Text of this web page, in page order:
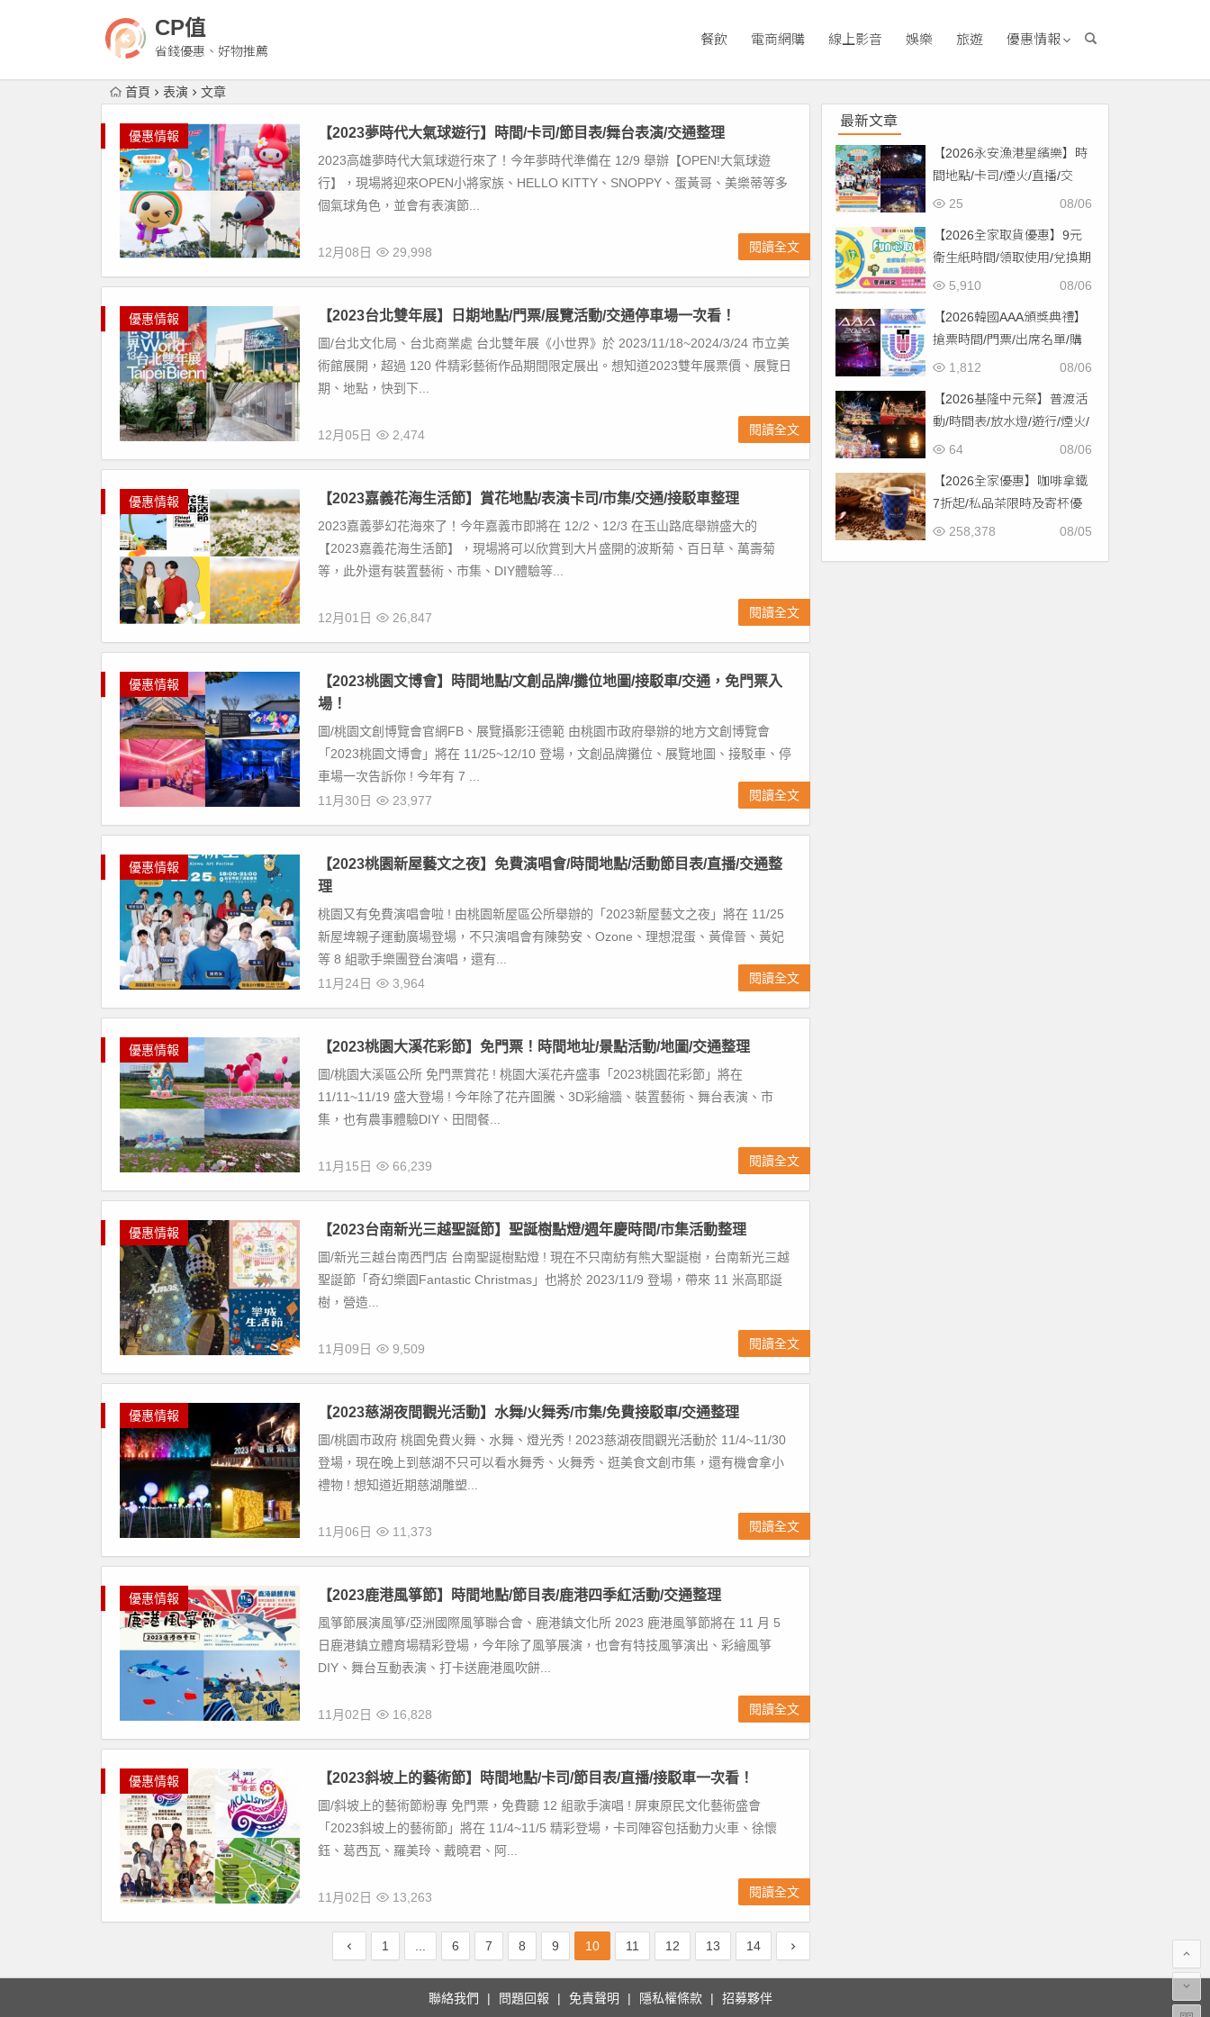
CP值
省錢優惠、好物推薦
餐飲 電商網購 線上影音 娛樂 旅遊 優惠情報
首頁 表演 文章
優惠情報 【2023夢時代大氣球遊行】時間/卡司/節目表/舞台表演/交通整理
2023高雄夢時代大氣球遊行來了！今年夢時代準備在 12/9 舉辦【OPEN!大氣球遊
行】，現場將迎來OPEN小將家族、HELLO KITTY、SNOPPY、蛋黃哥、美樂蒂等多
個氣球角色，並會有表演節...
12月08日 29,998 閱讀全文
優惠情報 【2023台北雙年展】日期地點/門票/展覽活動/交通停車場一次看！
圖/台北文化局、台北商業處 台北雙年展《小世界》於 2023/11/18~2024/3/24 市立美
術館展開，超過 120 件精彩藝術作品期間限定展出。想知道2023雙年展票價、展覽日
期、地點，快到下...
12月05日 2,474 閱讀全文
優惠情報 【2023嘉義花海生活節】賞花地點/表演卡司/市集/交通/接駁車整理
2023嘉義夢幻花海來了！今年嘉義市即將在 12/2、12/3 在玉山路底舉辦盛大的
【2023嘉義花海生活節】，現場將可以欣賞到大片盛開的波斯菊、百日草、萬壽菊
等，此外還有裝置藝術、市集、DIY體驗等...
12月01日 26,847 閱讀全文
優惠情報
【2023桃園文博會】時間地點/文創品牌/攤位地圖/接駁車/交通，免門票入
場！
圖/桃園文創博覽會官網FB、展覽攝影汪德範 由桃園市政府舉辦的地方文創博覽會
「2023桃園文博會」將在 11/25~12/10 登場，文創品牌攤位、展覽地圖、接駁車、停
車場一次告訴你 ! 今年有 7 ...
11月30日
23,977 閱讀全文
優惠情報
【2023桃園新屋藝文之夜】免費演唱會/時間地點/活動節目表/直播/交通整
理
桃園又有免費演唱會啦 ! 由桃園新屋區公所舉辦的「2023新屋藝文之夜」將在 11/25
新屋埤親子運動廣場登場，不只演唱會有陳勢安、Ozone、理想混蛋、黃偉晉、黃妃
等 8 組歌手樂團登台演唱，還有...
11月24日
3,964 閱讀全文
優惠情報 【2023桃園大溪花彩節】免門票！時間地址/景點活動/地圖/交通整理
圖/桃園大溪區公所 免門票賞花 ! 桃園大溪花卉盛事「2023桃園花彩節」將在
11/11~11/19 盛大登場 ! 今年除了花卉圖騰、3D彩繪牆、裝置藝術、舞台表演、市
集，也有農事體驗DIY、田間餐...
11月15日 66,239 閱讀全文
優惠情報 【2023台南新光三越聖誕節】聖誕樹點燈/週年慶時間/市集活動整理
圖/新光三越台南西門店 台南聖誕樹點燈 ! 現在不只南紡有熊大聖誕樹，台南新光三越
聖誕節「奇幻樂園Fantastic Christmas」也將於 2023/11/9 登場，帶來 11 米高耶誕
樹，營造...
11月09日 9,509 閱讀全文
優惠情報 【2023慈湖夜間觀光活動】水舞/火舞秀/市集/免費接駁車/交通整理
圖/桃園市政府 桃園免費火舞、水舞、燈光秀 ! 2023慈湖夜間觀光活動於 11/4~11/30
登場，現在晚上到慈湖不只可以看水舞秀、火舞秀、逛美食文創市集，還有機會拿小
禮物 ! 想知道近期慈湖雕塑...
11月06日 11,373 閱讀全文
優惠情報 【2023鹿港風箏節】時間地點/節目表/鹿港四季紅活動/交通整理
風箏節展演風箏/亞洲國際風箏聯合會、鹿港鎮文化所 2023 鹿港風箏節將在 11 月 5
日鹿港鎮立體育場精彩登場，今年除了風箏展演，也會有特技風箏演出、彩繪風箏
DIY、舞台互動表演、打卡送鹿港風吹餅...
11月02日 16,828 閱讀全文
優惠情報 【2023斜坡上的藝術節】時間地點/卡司/節目表/直播/接駁車一次看！
圖/斜坡上的藝術節粉專 免門票，免費聽 12 組歌手演唱 ! 屏東原民文化藝術盛會
「2023斜坡上的藝術節」將在 11/4~11/5 精彩登場，卡司陣容包括動力火車、徐懷
鈺、葛西瓦、羅美玲、戴曉君、阿...
11月02日 13,263 閱讀全文
1 6 7 8 9 10 11 12 13 14
最新文章
【2026永安漁港星繽樂】時
間地點/卡司/煙火/直播/交
通，免費入場！
08/06
25
【2026全家取貨優惠】9元
衛生紙時間/領取使用/兌換期
限一次看！
08/06
5,910
【2026韓國AAA頒獎典禮】
搶票時間/門票/出席名單/購
票一次看！
08/06
1,812
【2026基隆中元祭】普渡活
動/時間表/放水燈/遊行/煙火/
交通一次看！
08/06
64
【2026全家優惠】咖啡拿鐵
7折起/私品茶限時及寄杯優
惠！價格/菜單一起看
08/05
258,378
聯絡我們 問題回報 免責聲明 隱私權條款 招募夥伴